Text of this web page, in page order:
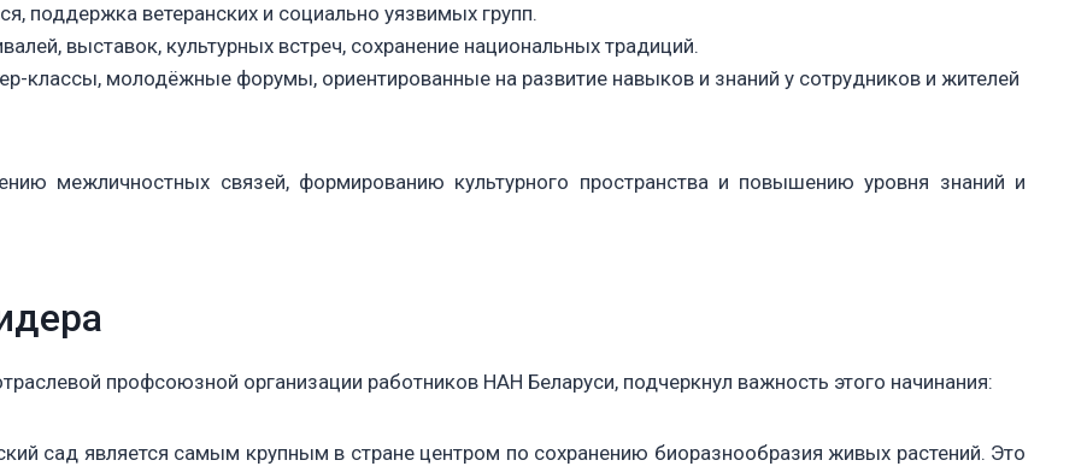
ветеранских и социально уязвимых групп.
выставок, культурных встреч, сохранение национальных традиций.
классы, молодёжные форумы, ориентированные на развитие навыков и знаний у сотрудников и жителей
межличностных связей, формированию культурного пространства и повышению уровня знаний и
профсоюзной организации работников НАН Беларуси, подчеркнул важность этого начинания:
сад является самым крупным в стране центром по сохранению биоразнообразия живых растений. Это